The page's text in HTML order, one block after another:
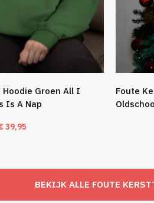
Hoodie Groen All I
Is A Nap
39,95
Foute
BEKIJK ALLE FOUTE